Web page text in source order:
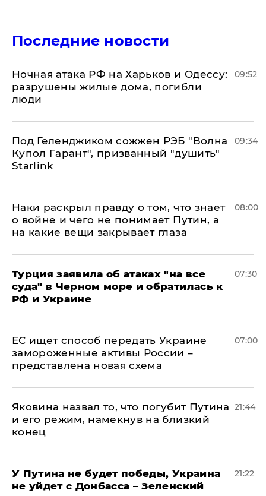
Последние новости
​Ночная атака РФ на Харьков и Одессу:
разрушены жилые дома, погибли
люди
09:52
Под Геленджиком сожжен РЭБ "Волна
Купол Гарант", призванный "душить"
Starlink
09:34
Наки раскрыл правду о том, что знает
о войне и чего не понимает Путин, а
на какие вещи закрывает глаза
08:00
Турция заявила об атаках "на все
суда" в Черном море и обратилась к
РФ и Украине
07:30
ЕС ищет способ передать Украине
замороженные активы России –
представлена новая схема
07:00
Яковина назвал то, что погубит Путина
и его режим, намекнув на близкий
конец
21:44
У Путина не будет победы, Украина
не уйдет с Донбасса – Зеленский
21:22